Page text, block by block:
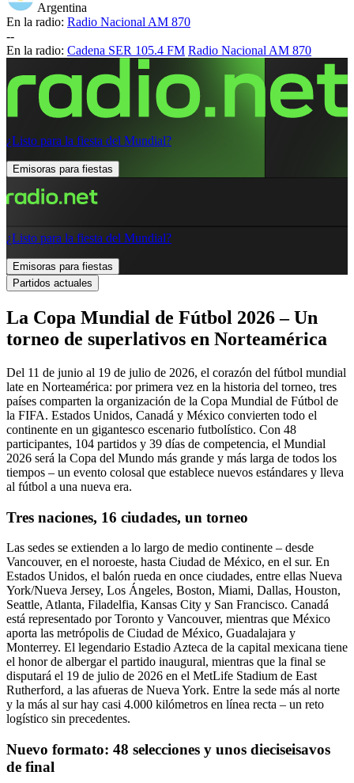
Argentina
En la radio: Radio Nacional AM 870
--
En la radio: Cadena SER 105.4 FM Radio Nacional AM 870
¿Listo para la fiesta del Mundial?
Emisoras para fiestas
¿Listo para la fiesta del Mundial?
Emisoras para fiestas
Partidos actuales
La Copa Mundial de Fútbol 2026 – Un
torneo de superlativos en Norteamérica
Del 11 de junio al 19 de julio de 2026, el corazón del fútbol mundial
late en Norteamérica: por primera vez en la historia del torneo, tres
países comparten la organización de la Copa Mundial de Fútbol de
la FIFA. Estados Unidos, Canadá y México convierten todo el
continente en un gigantesco escenario futbolístico. Con 48
participantes, 104 partidos y 39 días de competencia, el Mundial
2026 será la Copa del Mundo más grande y más larga de todos los
tiempos – un evento colosal que establece nuevos estándares y lleva
al fútbol a una nueva era.
Tres naciones, 16 ciudades, un torneo
Las sedes se extienden a lo largo de medio continente – desde
Vancouver, en el noroeste, hasta Ciudad de México, en el sur. En
Estados Unidos, el balón rueda en once ciudades, entre ellas Nueva
York/Nueva Jersey, Los Ángeles, Boston, Miami, Dallas, Houston,
Seattle, Atlanta, Filadelfia, Kansas City y San Francisco. Canadá
está representado por Toronto y Vancouver, mientras que México
aporta las metrópolis de Ciudad de México, Guadalajara y
Monterrey. El legendario Estadio Azteca de la capital mexicana tiene
el honor de albergar el partido inaugural, mientras que la final se
disputará el 19 de julio de 2026 en el MetLife Stadium de East
Rutherford, a las afueras de Nueva York. Entre la sede más al norte
y la más al sur hay casi 4.000 kilómetros en línea recta – un reto
logístico sin precedentes.
Nuevo formato: 48 selecciones y unos dieciseisavos
de final